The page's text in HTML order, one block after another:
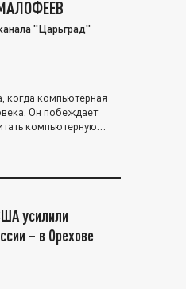
"Царьград"
когда компьютерная
Он побеждает
компьютерную
усилили
– в Орехове